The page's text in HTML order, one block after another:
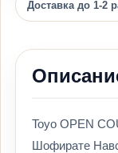
Доставка до 1-2
Toyo OPEN
Шофирате